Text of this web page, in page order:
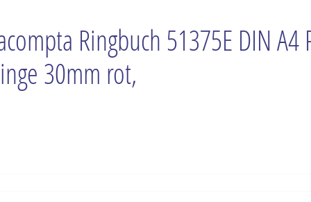
Ringbuch 51375E DIN A4
30mm rot,